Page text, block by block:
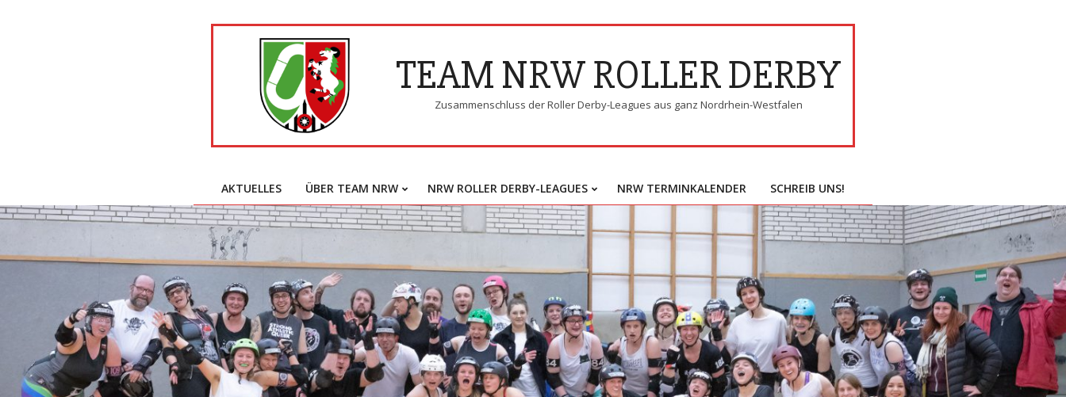
TEAM NRW ROLLER DERBY
Zusammenschluss der Roller Derby-Leagues aus ganz Nordrhein-Westfalen
Primary
Navigation
Menu
AKTUELLES ÜBER TEAM NRW NRW ROLLER DERBY-LEAGUES NRW TERMINKALENDER SCHREIB UNS!